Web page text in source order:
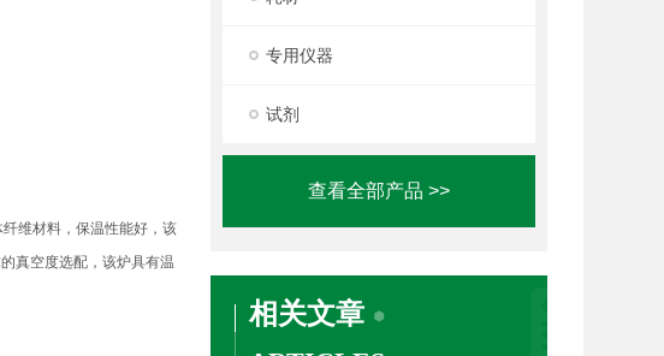
专用仪器
试剂
查看全部产品 >>
相关文章
维材料，保温性能好，该
真空度选配，该炉具有温